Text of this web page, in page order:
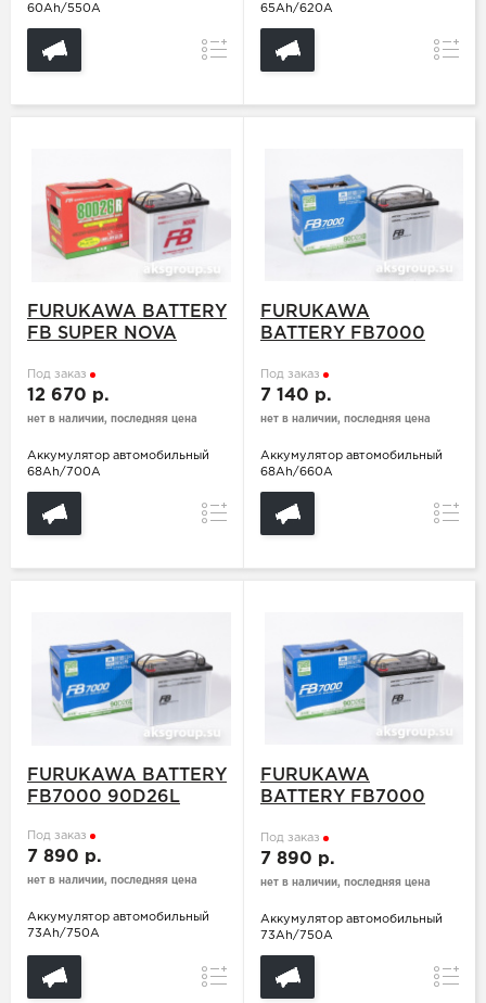
60Ah/550A
Сравнение
65Ah/620A
FURUKAWA BATTERY
FB SUPER NOVA
Под заказ
12 670 р.
нет в наличии, последняя цена
Аккумулятор автомобильный
68Ah/700A
Сравнение
FURUKAWA
BATTERY FB7000
Под заказ
7 140 р.
нет в наличии, последняя цена
Аккумулятор автомобильный
68Ah/660A
FURUKAWA BATTERY
FB7000 90D26L
Под заказ
7 890 р.
нет в наличии, последняя цена
Аккумулятор автомобильный
73Ah/750A
Сравнение
FURUKAWA
BATTERY FB7000
Под заказ
7 890 р.
нет в наличии, последняя цена
Аккумулятор автомобильный
73Ah/750A